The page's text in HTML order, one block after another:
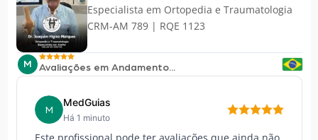
Especialista em Ortopedia e Traumatologia
CRM-AM 789 | RQE 1123
M Avaliações em Andamento...
M
MedGuias
Há 1 minuto